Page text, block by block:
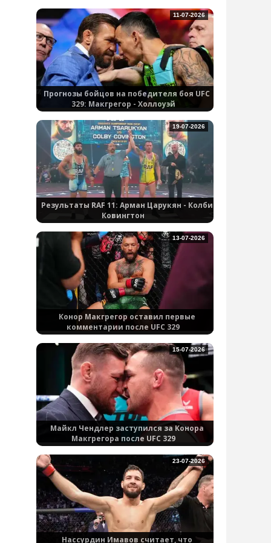
Прогнозы бойцов на победителя боя UFC
329: Макгрегор - Холлоуэй
11-07-2026
Результаты RAF 11: Арман Царукян - Колби
Ковингтон
19-07-2026
Конор Макгрегор оставил первые
комментарии после UFC 329
13-07-2026
Майкл Чендлер заступился за Конора
Макгрегора после UFC 329
15-07-2026
Нассурдин Имавов считает, что
23-07-2026